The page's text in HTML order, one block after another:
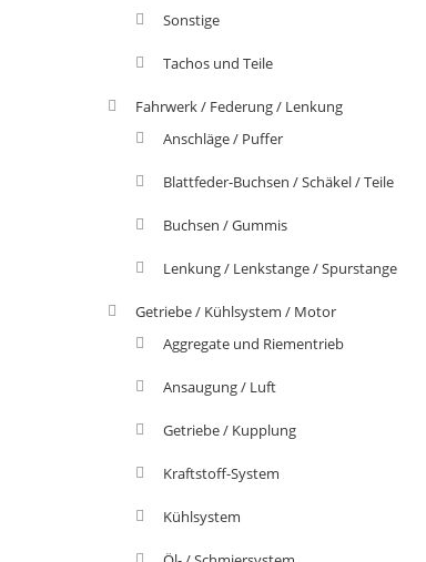
Sonstige
Tachos und Teile
Fahrwerk / Federung / Lenkung
Anschläge / Puffer
Blattfeder-Buchsen / Schäkel / Teile
Buchsen / Gummis
Lenkung / Lenkstange / Spurstange
Getriebe / Kühlsystem / Motor
Aggregate und Riementrieb
Ansaugung / Luft
Getriebe / Kupplung
Kraftstoff-System
Kühlsystem